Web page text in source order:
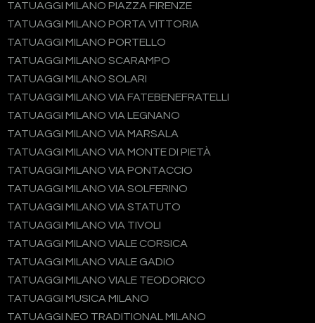
TATUAGGI MILANO PIAZZA FIRENZE
TATUAGGI MILANO PORTA VITTORIA
TATUAGGI MILANO PORTELLO
TATUAGGI MILANO SCARAMPO
TATUAGGI MILANO SOLARI
TATUAGGI MILANO VIA FATEBENEFRATELLI
TATUAGGI MILANO VIA LEGNANO
TATUAGGI MILANO VIA MARSALA
TATUAGGI MILANO VIA MONTE DI PIETÀ
TATUAGGI MILANO VIA PONTACCIO
TATUAGGI MILANO VIA SOLFERINO
TATUAGGI MILANO VIA STATUTO
TATUAGGI MILANO VIA TIVOLI
TATUAGGI MILANO VIALE CORSICA
TATUAGGI MILANO VIALE GADIO
TATUAGGI MILANO VIALE TEODORICO
TATUAGGI MUSICA MILANO
TATUAGGI NEO TRADITIONAL MILANO